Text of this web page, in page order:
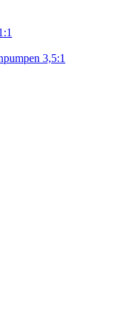
3,5:1